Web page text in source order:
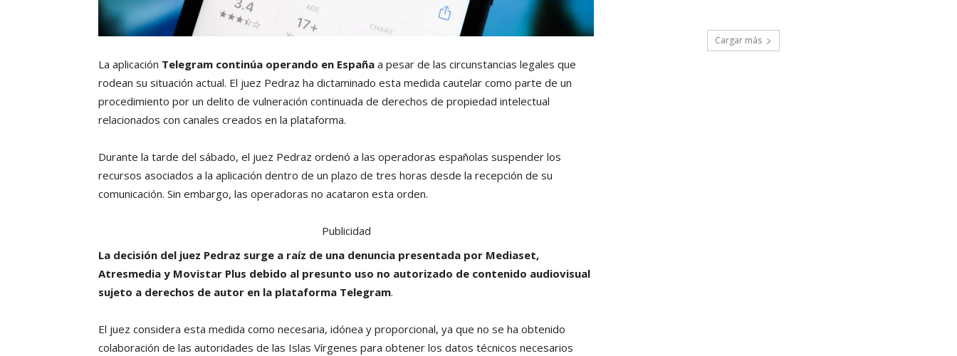
La aplicación Telegram continúa operando en España a pesar de las circunstancias legales que
rodean su situación actual. El juez Pedraz ha dictaminado esta medida cautelar como parte de un
procedimiento por un delito de vulneración continuada de derechos de propiedad intelectual
relacionados con canales creados en la plataforma.
Durante la tarde del sábado, el juez Pedraz ordenó a las operadoras españolas suspender los
recursos asociados a la aplicación dentro de un plazo de tres horas desde la recepción de su
comunicación. Sin embargo, las operadoras no acataron esta orden.
Publicidad
La decisión del juez Pedraz surge a raíz de una denuncia presentada por Mediaset,
Atresmedia y Movistar Plus debido al presunto uso no autorizado de contenido audiovisual
sujeto a derechos de autor en la plataforma Telegram.
El juez considera esta medida como necesaria, idónea y proporcional, ya que no se ha obtenido
colaboración de las autoridades de las Islas Vírgenes para obtener los datos técnicos necesarios
Cargar más